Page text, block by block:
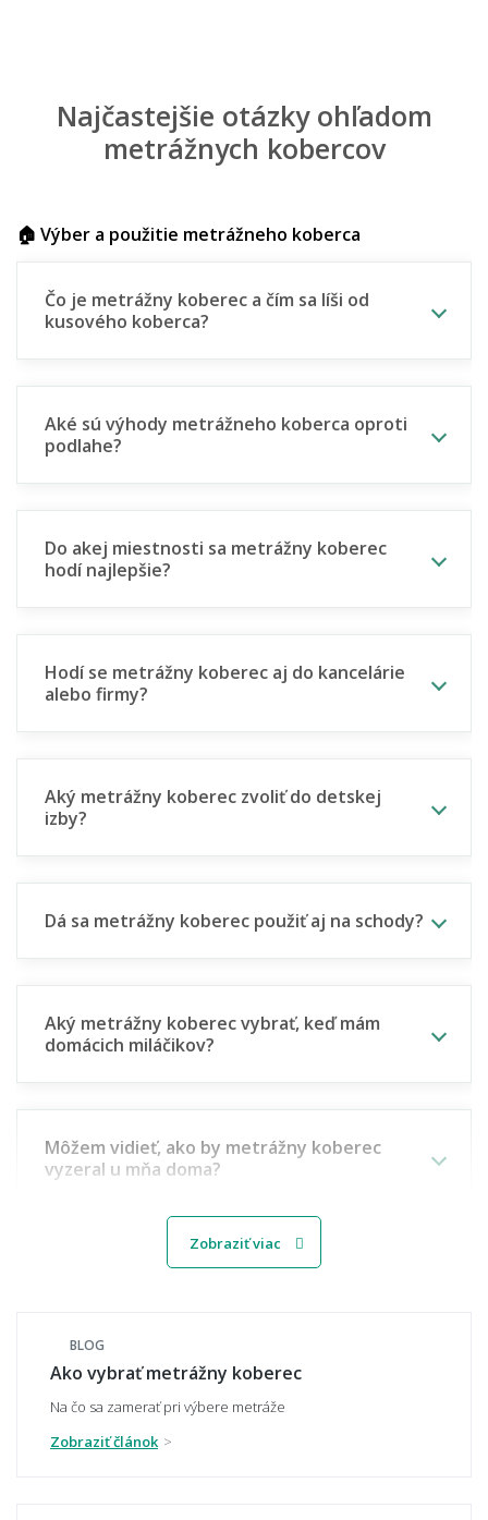
Najčastejšie otázky ohľadom
metrážnych kobercov
🏠 Výber a použitie metrážneho koberca
Čo je metrážny koberec a čím sa líši od
kusového koberca?
Aké sú výhody metrážneho koberca oproti
podlahe?
Do akej miestnosti sa metrážny koberec
hodí najlepšie?
Hodí se metrážny koberec aj do kancelárie
alebo firmy?
Aký metrážny koberec zvoliť do detskej
izby?
Dá sa metrážny koberec použiť aj na schody?
Aký metrážny koberec vybrať, keď mám
domácich miláčikov?
Môžem vidieť, ako by metrážny koberec
vyzeral u mňa doma?
Viete mi miestnosť namodelovať aj do iného
🧵 Materiál a kvalita
Aký materiál metrážneho koberca vybrať -
Zobraziť viac
BLOG
Ako vybrať metrážny koberec
Na čo sa zamerať pri výbere metráže
Zobraziť článok